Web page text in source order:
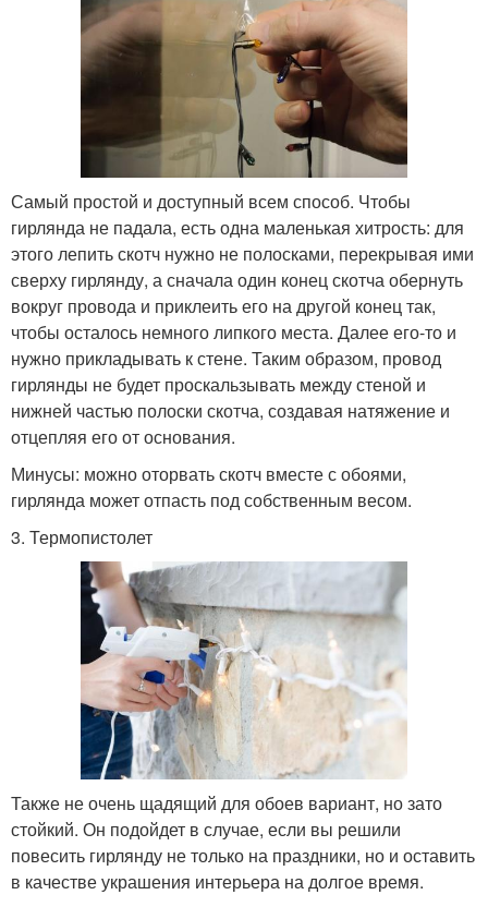
Самый простой и доступный всем способ. Чтобы
гирлянда не падала, есть одна маленькая хитрость: для
этого лепить скотч нужно не полосками, перекрывая ими
сверху гирлянду, а сначала один конец скотча обернуть
вокруг провода и приклеить его на другой конец так,
чтобы осталось немного липкого места. Далее его-то и
нужно прикладывать к стене. Таким образом, провод
гирлянды не будет проскальзывать между стеной и
нижней частью полоски скотча, создавая натяжение и
отцепляя его от основания.
Минусы: можно оторвать скотч вместе с обоями,
гирлянда может отпасть под собственным весом.
3. Термопистолет
Также не очень щадящий для обоев вариант, но зато
стойкий. Он подойдет в случае, если вы решили
повесить гирлянду не только на праздники, но и оставить
в качестве украшения интерьера на долгое время.